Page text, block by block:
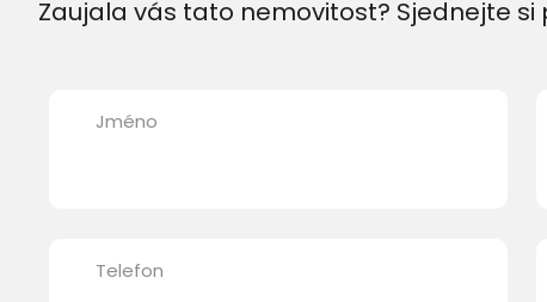
Zaujala vás tato nemovitost? Sjednejte
Jméno
Telefon